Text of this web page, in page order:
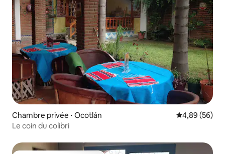
Chambre privée ⋅ Ocotlán Évaluation
4,89 (56)
Le coin du colibri